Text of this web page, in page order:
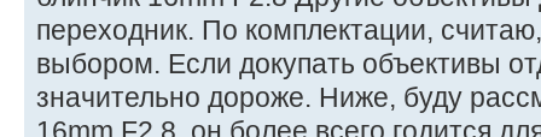
переходник. По комплектации,
выбором. Если докупать объективы
значительно дороже. Ниже, буду